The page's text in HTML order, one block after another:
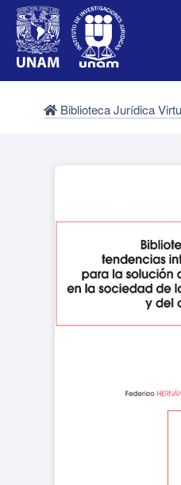
Biblioteca Jurídica